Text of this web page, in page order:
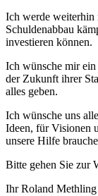
Ich werde weiterhin
Schuldenabbau
investieren können.
Ich wünsche mir
der Zukunft ihrer
alles geben.
Ich wünsche uns
Ideen, für Visionen
unsere Hilfe
Bitte gehen Sie zur
Ihr Roland Methling